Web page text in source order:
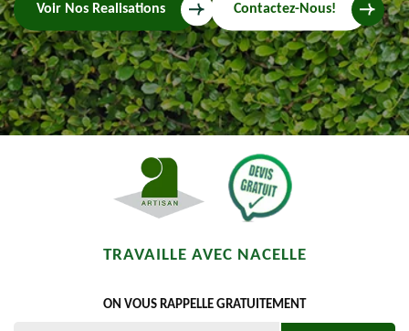
Voir Nos Realisations Contactez-Nous!
TRAVAILLE AVEC NACELLE
ON VOUS RAPPELLE GRATUITEMENT